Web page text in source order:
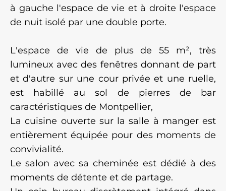
à gauche l'espace de vie et à droite l'espace
de nuit isolé par une double porte.
L'espace de vie de plus de 55 m², très
lumineux avec des fenêtres donnant de part
et d'autre sur une cour privée et une ruelle,
est habillé au sol de pierres de bar
caractéristiques de Montpellier,
La cuisine ouverte sur la salle à manger est
entièrement équipée pour des moments de
convivialité.
Le salon avec sa cheminée est dédié à des
moments de détente et de partage.